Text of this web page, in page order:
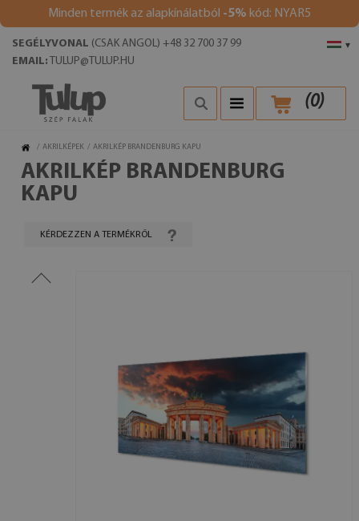
Minden termék az alapkínálatból -5% kód: NYAR5
▾
SEGÉLYVONAL (CSAK ANGOL) +48 32 700 37 99
EMAIL: TULUP@TULUP.HU
(0)
/ AKRILKÉPEK / AKRILKÉP BRANDENBURG KAPU
AKRILKÉP BRANDENBURG
KAPU
KÉRDEZZEN A TERMÉKRŐL